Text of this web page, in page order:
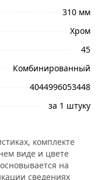
сделать
Наши
заказ и
доставки
150585
резьбовых
деформации
- 30 мм.
310 мм
Хром
45
Комбинированный
4044996053448
за 1 штуку
комплекте
виде и цвете
на
сведениях